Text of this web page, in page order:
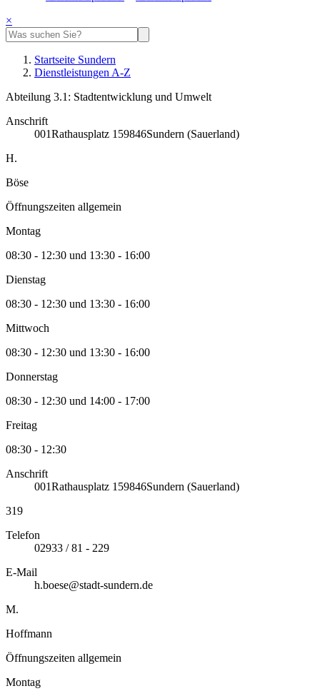
×
Startseite Sundern
Dienstleistungen A-Z
Abteilung 3.1: Stadtentwicklung und Umwelt
Anschrift
001Rathausplatz 1 59846Sundern (Sauerland)
H.
Böse
Öffnungszeiten allgemein
Montag
08:30 - 12:30 und 13:30 - 16:00
Dienstag
08:30 - 12:30 und 13:30 - 16:00
Mittwoch
08:30 - 12:30 und 13:30 - 16:00
Donnerstag
08:30 - 12:30 und 14:00 - 17:00
Freitag
08:30 - 12:30
Anschrift
001Rathausplatz 1 59846Sundern (Sauerland)
319
Telefon
02933 / 81 - 229
E-Mail
h.boese@stadt-sundern.de
M.
Hoffmann
Öffnungszeiten allgemein
Montag